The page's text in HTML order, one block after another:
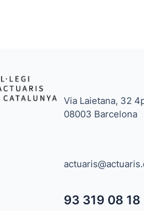
Via Laietana, 32
08003 Barcelona
93 319 08 18